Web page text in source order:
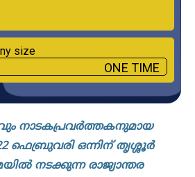
size
ONE TIME
നാടകപ്രവർത്തകനുമായ
ഫെബ്രുവരി ഒന്നിന് തൃശ്ശൂർ
നടക്കുന്ന രാജ്യാന്തര